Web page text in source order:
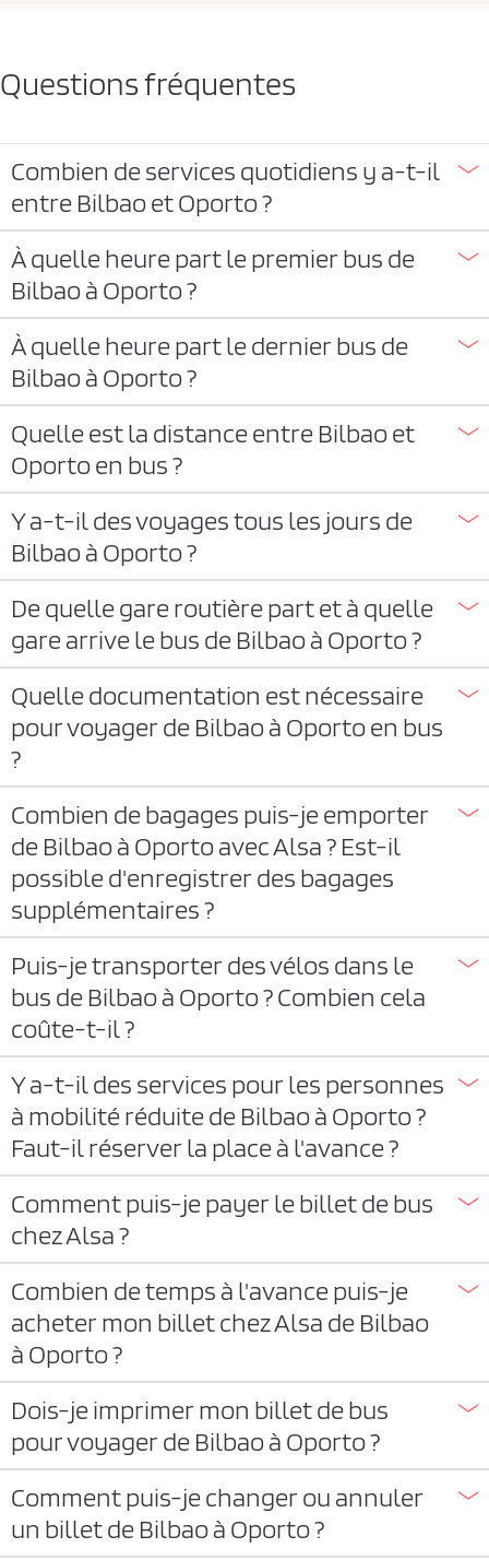
Questions fréquentes
Combien de services quotidiens y a-t-il
entre Bilbao et Oporto ?
À quelle heure part le premier bus de
Bilbao à Oporto ?
À quelle heure part le dernier bus de
Bilbao à Oporto ?
Quelle est la distance entre Bilbao et
Oporto en bus ?
Y a-t-il des voyages tous les jours de
Bilbao à Oporto ?
De quelle gare routière part et à quelle
gare arrive le bus de Bilbao à Oporto ?
Quelle documentation est nécessaire
pour voyager de Bilbao à Oporto en bus
?
Combien de bagages puis-je emporter
de Bilbao à Oporto avec Alsa ? Est-il
possible d'enregistrer des bagages
supplémentaires ?
Puis-je transporter des vélos dans le
bus de Bilbao à Oporto ? Combien cela
coûte-t-il ?
Y a-t-il des services pour les personnes
à mobilité réduite de Bilbao à Oporto ?
Faut-il réserver la place à l'avance ?
Comment puis-je payer le billet de bus
chez Alsa ?
Combien de temps à l'avance puis-je
acheter mon billet chez Alsa de Bilbao
à Oporto ?
Dois-je imprimer mon billet de bus
pour voyager de Bilbao à Oporto ?
Comment puis-je changer ou annuler
un billet de Bilbao à Oporto ?